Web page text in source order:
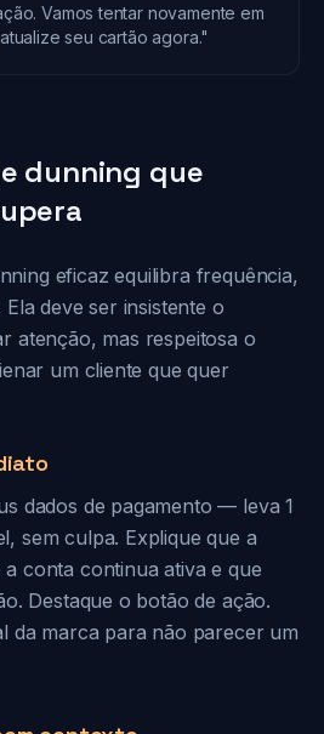
Vamos tentar novamente em
seu cartão agora."
dunning que
eficaz equilibra frequência,
deve ser insistente o
atenção, mas respeitosa o
um cliente que quer
dados de pagamento — leva 1
sem culpa. Explique que a
conta continua ativa e que
Destaque o botão de ação.
da marca para não parecer um